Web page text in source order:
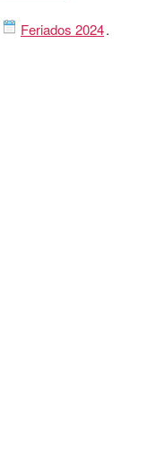
Feriados 2024.